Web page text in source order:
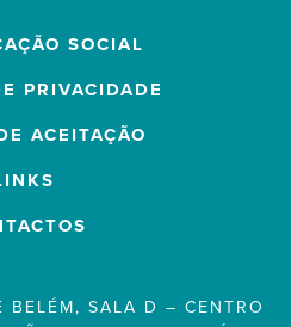
SOCIAL
PRIVACIDADE
ACEITAÇÃO
BELÉM, SALA D – CENTRO